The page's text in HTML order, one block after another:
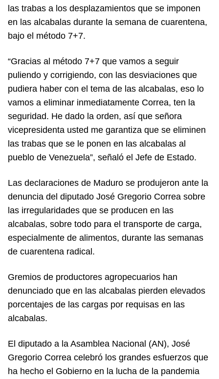
las trabas a los desplazamientos que se imponen
en las alcabalas durante la semana de cuarentena,
bajo el método 7+7.
“Gracias al método 7+7 que vamos a seguir
puliendo y corrigiendo, con las desviaciones que
pudiera haber con el tema de las alcabalas, eso lo
vamos a eliminar inmediatamente Correa, ten la
seguridad. He dado la orden, así que señora
vicepresidenta usted me garantiza que se eliminen
las trabas que se le ponen en las alcabalas al
pueblo de Venezuela”, señaló el Jefe de Estado.
Las declaraciones de Maduro se produjeron ante la
denuncia del diputado José Gregorio Correa sobre
las irregularidades que se producen en las
alcabalas, sobre todo para el transporte de carga,
especialmente de alimentos, durante las semanas
de cuarentena radical.
Gremios de productores agropecuarios han
denunciado que en las alcabalas pierden elevados
porcentajes de las cargas por requisas en las
alcabalas.
El diputado a la Asamblea Nacional (AN), José
Gregorio Correa celebró los grandes esfuerzos que
ha hecho el Gobierno en la lucha de la pandemia